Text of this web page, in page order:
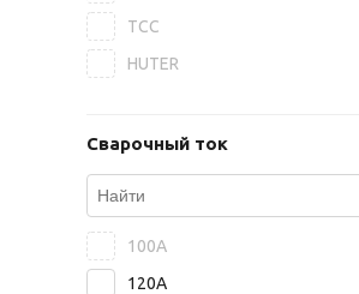
ТСС
HUTER
Сварочный ток
100А
120А